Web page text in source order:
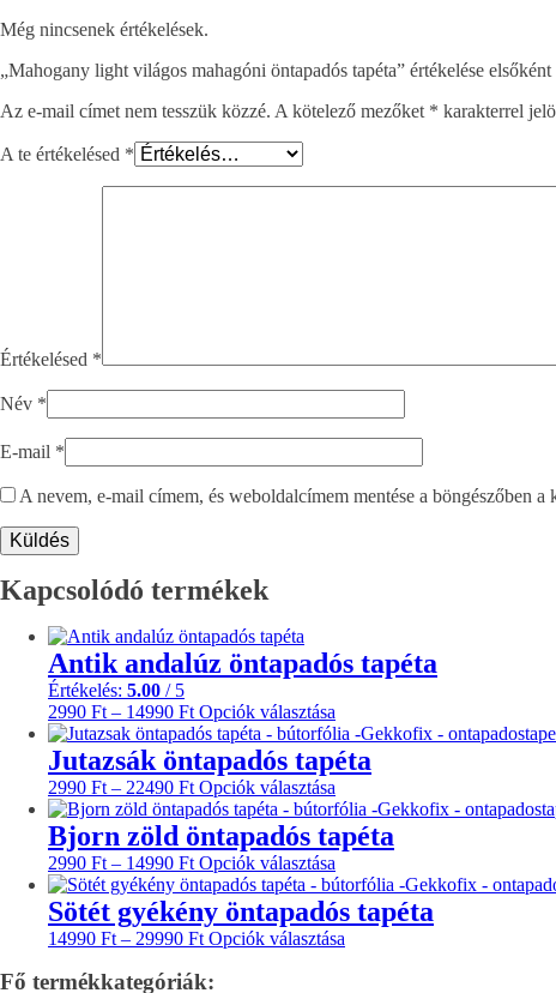
Még nincsenek értékelések.
„Mahogany light világos mahagóni öntapadós tapéta” értékelése elsőként
Az e-mail címet nem tesszük közzé. A kötelező mezőket * karakterrel
A te értékelésed *
Értékelésed *
Név *
E-mail *
A nevem, e-mail címem, és weboldalcímem mentése a böngészőben a
Kapcsolódó termékek
Antik andalúz öntapadós tapéta
Értékelés: 5.00 / 5
2990 Ft – 14990 FtÁrtartomány:
2990 Ft
-
14990 Ft
Opciók választása
a
terméknek
több
variációja
van.
A
a
termékoldalon
választhatók
ki
Jutazsák öntapadós tapéta
2990 Ft – 22490 FtÁrtartomány:
2990 Ft
-
22490 Ft
Opciók választása
a
terméknek
több
variációja
van.
A
változatok
Bjorn zöld öntapadós tapéta
2990 Ft – 14990 FtÁrtartomány:
2990 Ft
-
14990 Ft
Opciók választása
a
terméknek
több
variációja
Sötét gyékény öntapadós tapéta
14990 Ft – 29990 FtÁrtartomány:
-
Opciók választása
Fő termékkategóriák: